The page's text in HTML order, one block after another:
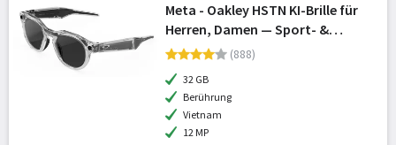
Meta - Oakley HSTN KI-Brille für
Herren, Damen — Sport- &
Lifestyle-Brillen — 12 MP Kamera,
AI — Klar/von Transitions®
(888)
32 GB
Berührung
Vietnam
12 MP